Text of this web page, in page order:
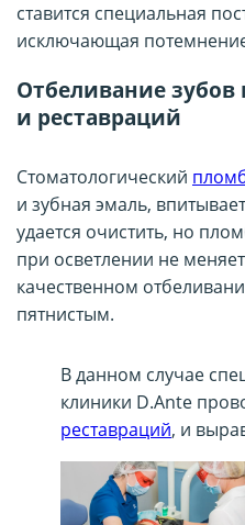
ставится специальная
исключающая
Отбеливание
и реставраций
Стоматологический
и зубная эмаль,
удается очистить, но
при осветлении не
качественном
пятнистым.
В данном случае
клиники D.Ante
реставраций, и